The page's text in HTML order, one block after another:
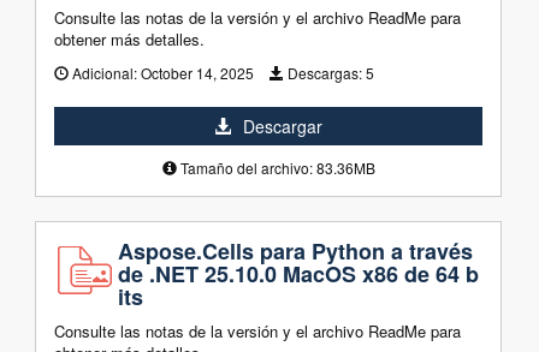
Consulte las notas de la versión y el archivo ReadMe para
obtener más detalles.
Adicional:October 14, 2025 Descargas:5
Descargar
Tamaño del archivo: 83.36MB
Aspose.Cells para Python a través
de .NET 25.10.0 MacOS x86 de 64 b
its
Consulte las notas de la versión y el archivo ReadMe para